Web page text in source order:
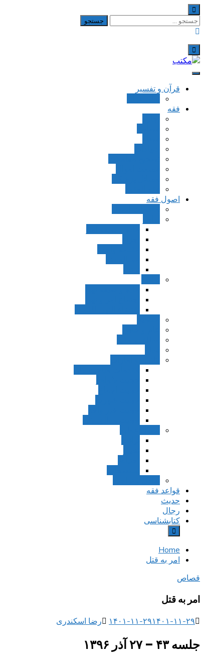
Skip
to
content
جستجو
برای:
قرآن و تفسیر
فقه
اصول فقه
قواعد فقه
حدیث
رجال
کتابشناسی
Home
امر به قتل
قصاص
امر به قتل
۱۴۰۱-۱۱-۲۹۱۴۰۱-۱۱-۲۹ رضا اسکندری
جلسه ۴۳ – ۲۷ آذر ۱۳۹۶